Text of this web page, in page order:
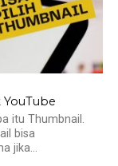
itu Thumbnail.
bisa
jika...